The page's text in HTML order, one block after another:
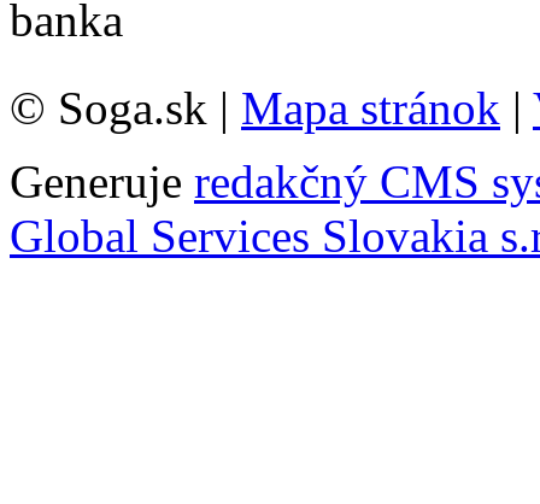
© Soga.sk | Mapa stránok |
Generuje redakčný CMS
Global Services Slovakia